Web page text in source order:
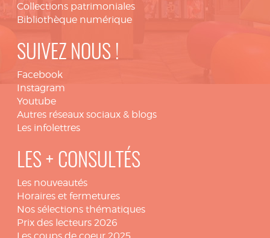
Collections patrimoniales
Bibliothèque numérique
SUIVEZ NOUS !
Facebook
Instagram
Youtube
Autres réseaux sociaux & blogs
Les infolettres
LES + CONSULTÉS
Les nouveautés
Horaires et fermetures
Nos sélections thématiques
Prix des lecteurs 2026